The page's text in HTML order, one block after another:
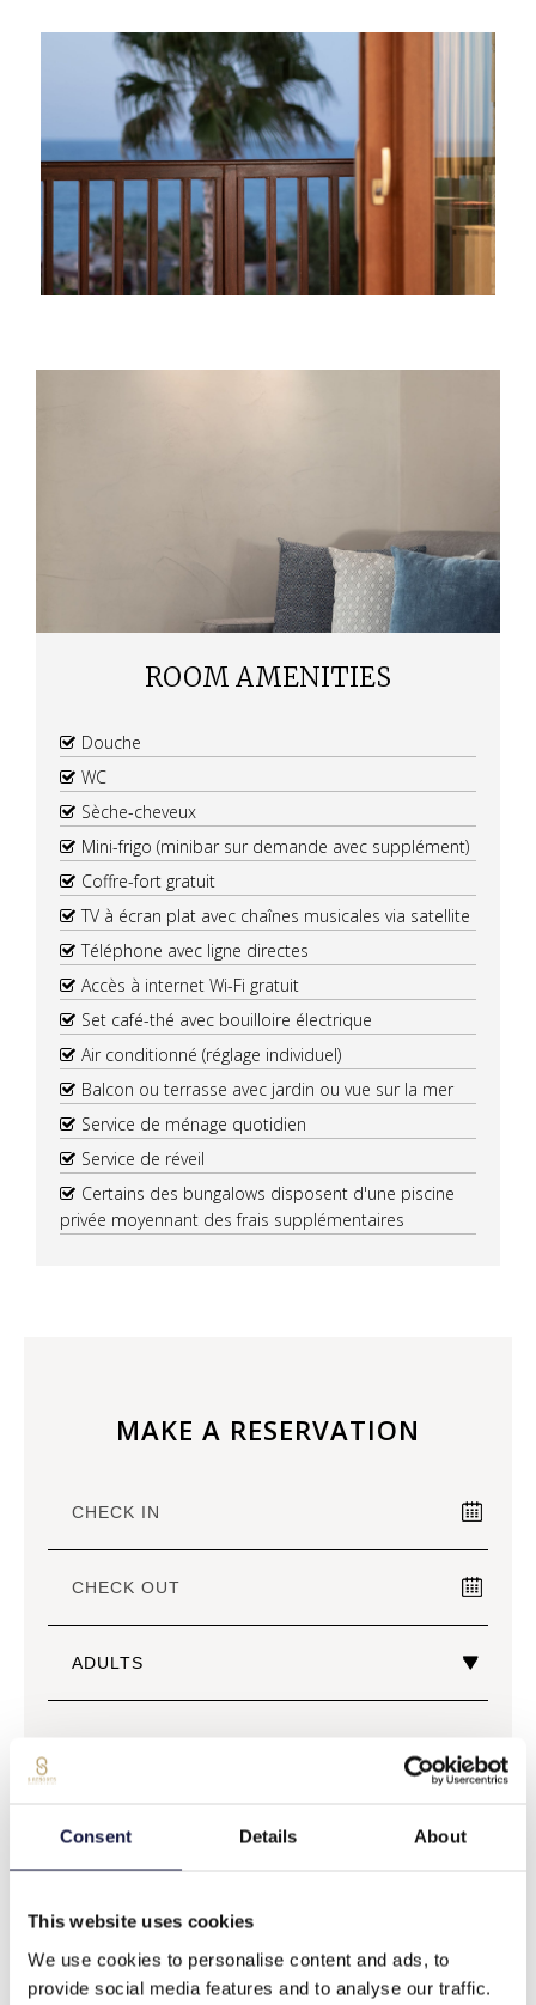
Consent Details About
This website uses cookies
We use cookies to personalise content and ads, to
provide social media features and to analyse our traffic.
ROOM AMENITIES
Douche
WC
Sèche-cheveux
Mini-frigo (minibar sur demande avec supplément)
Coffre-fort gratuit
TV à écran plat avec chaînes musicales via satellite
Téléphone avec ligne directes
Accès à internet Wi-Fi gratuit
Set café-thé avec bouilloire électrique
Air conditionné (réglage individuel)
Balcon ou terrasse avec jardin ou vue sur la mer
Service de ménage quotidien
Service de réveil
Certains des bungalows disposent d'une piscine
privée moyennant des frais supplémentaires
MAKE A RESERVATION